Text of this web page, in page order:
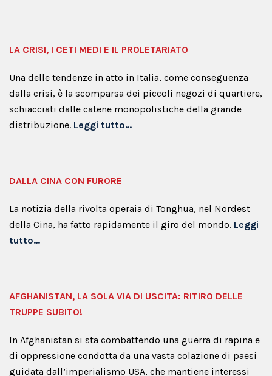
LA CRISI, I CETI MEDI E IL PROLETARIATO
Una delle tendenze in atto in Italia, come conseguenza
dalla crisi, è la scomparsa dei piccoli negozi di quartiere,
schiacciati dalle catene monopolistiche della grande
distribuzione. Leggi tutto…
DALLA CINA CON FURORE
La notizia della rivolta operaia di Tonghua, nel Nor­dest
della Cina, ha fatto rapidamente il giro del mondo. Leggi
tutto…
AFGHANISTAN, LA SOLA VIA DI USCITA: RITIRO DELLE
TRUPPE SUBITO!
In Afghanistan si sta combattendo una guerra di rapina e
di oppressione condotta da una vasta colazione di paesi
guidata dall’imperialismo USA, che mantiene interessi